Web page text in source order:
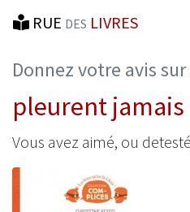
RUE DES LIVRES
Donnez votre avis sur
pleurent jamais
Vous avez aimé, ou